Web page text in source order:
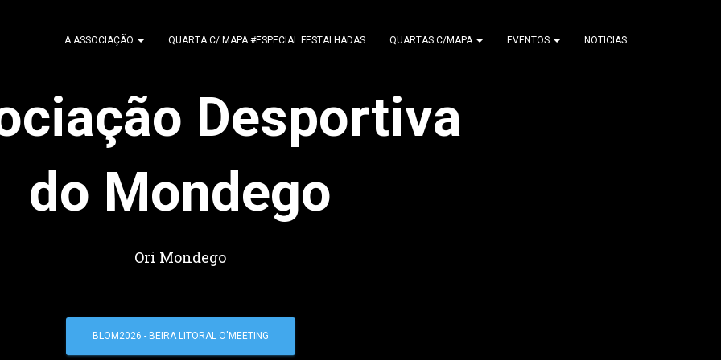
A ASSOCIAÇÃO QUARTA C/ MAPA #ESPECIAL FESTALHADAS QUARTAS C/MAPA EVENTOS NOTICIAS
Desportiva
do Mondego
Ori Mondego
BLOM2026 - BEIRA LITORAL O'MEETING